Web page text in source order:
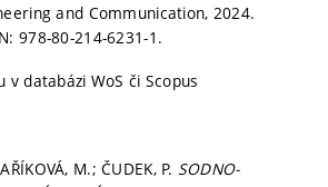
and Communication, 2024.
978-80-214-6231-1.
v databázi WoS či Scopus
M.; ČUDEK, P. SODNO-